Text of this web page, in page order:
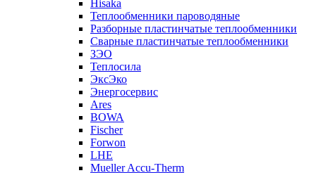
Hisaka
Теплообменники пароводяные
Разборные пластинчатые теплообменники
Сварные пластинчатые теплообменники
ЗЭО
Теплосила
ЭксЭко
Энергосервис
Ares
BOWA
Fischer
Forwon
LHE
Mueller Accu-Therm